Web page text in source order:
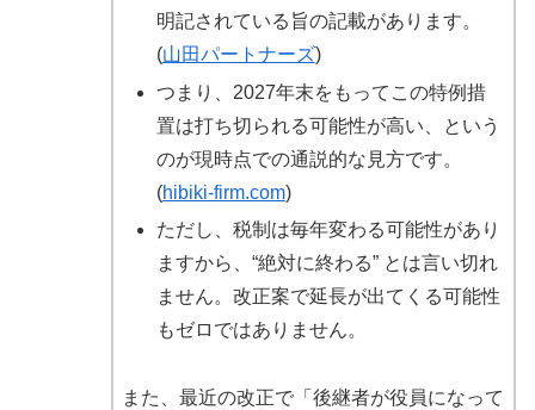
明記されている旨の記載があります。
(山田パートナーズ)
つまり、2027年末をもってこの特例措
置は打ち切られる可能性が高い、という
のが現時点での通説的な見方です。
(hibiki-firm.com)
ただし、税制は毎年変わる可能性があり
ますから、“絶対に終わる” とは言い切れ
ません。改正案で延長が出てくる可能性
もゼロではありません。
また、最近の改正で「後継者が役員になって